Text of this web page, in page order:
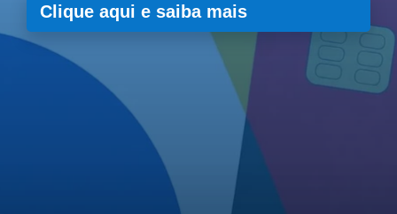
Clique aqui e saiba mais